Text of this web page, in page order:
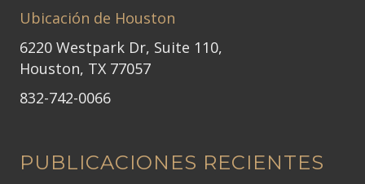
Ubicación de Houston
6220 Westpark Dr, Suite 110,
Houston, TX 77057
832-742-0066
PUBLICACIONES RECIENTES